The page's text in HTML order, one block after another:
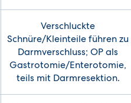
Verschluckte
Schnüre/Kleinteile führen zu
Darmverschluss; OP als
Gastrotomie/Enterotomie,
teils mit Darmresektion.